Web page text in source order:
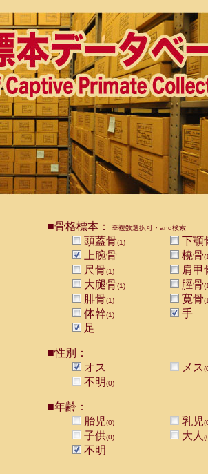
■骨格標本： ※複数選択可・and検索
頭蓋骨(1) 下顎
上腕骨 橈骨
尺骨(1) 肩甲
大腿骨(1) 脛骨
腓骨(1) 寛骨
体幹(1)
手
足
■性別：
オス
メス
不明(0)
■年齢：
胎児(0) 乳児
子供(0) 大人
不明